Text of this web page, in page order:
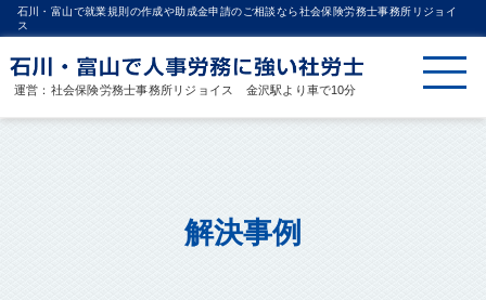
石川・富山で就業規則の作成や助成金申請のご相談なら社会保険労務士事務所リジョイ
ス
運営：社会保険労務士事務所リジョイス 金沢駅より車で10分
解決事例